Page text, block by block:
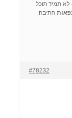
לא תמיד תוכל
פאות התיבה
#78232